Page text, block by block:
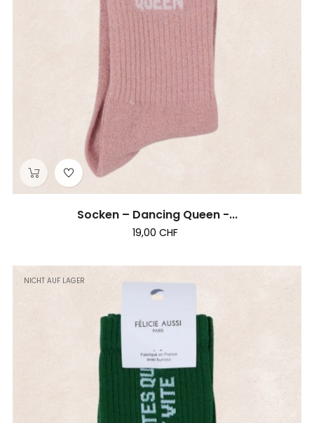
Socken – Dancing Queen -...
19,00 CHF
NICHT AUF LAGER